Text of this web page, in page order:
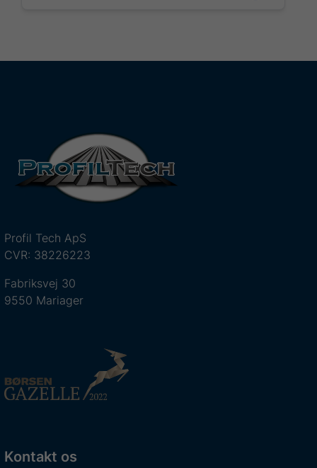
Profil Tech ApS
CVR: 38226223
Fabriksvej 30
9550 Mariager
Kontakt os